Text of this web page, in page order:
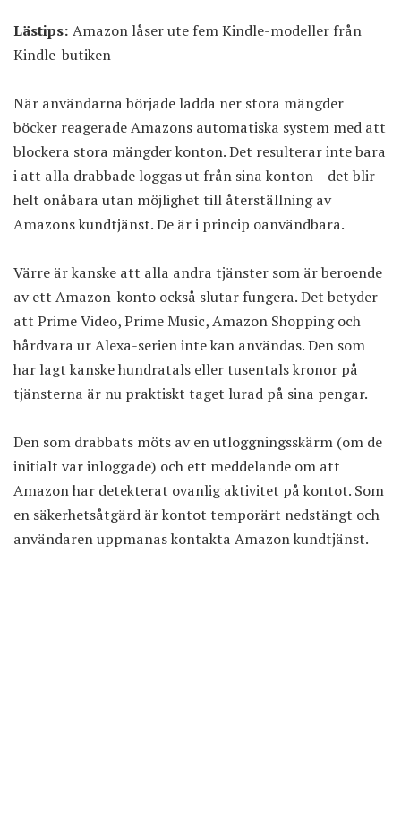
Lästips: Amazon låser ute fem Kindle-modeller från
Kindle-butiken
När användarna började ladda ner stora mängder
böcker reagerade Amazons automatiska system med att
blockera stora mängder konton. Det resulterar inte bara
i att alla drabbade loggas ut från sina konton – det blir
helt onåbara utan möjlighet till återställning av
Amazons kundtjänst. De är i princip oanvändbara.
Värre är kanske att alla andra tjänster som är beroende
av ett Amazon-konto också slutar fungera. Det betyder
att Prime Video, Prime Music, Amazon Shopping och
hårdvara ur Alexa-serien inte kan användas. Den som
har lagt kanske hundratals eller tusentals kronor på
tjänsterna är nu praktiskt taget lurad på sina pengar.
Den som drabbats möts av en utloggningsskärm (om de
initialt var inloggade) och ett meddelande om att
Amazon har detekterat ovanlig aktivitet på kontot. Som
en säkerhetsåtgärd är kontot temporärt nedstängt och
användaren uppmanas kontakta Amazon kundtjänst.